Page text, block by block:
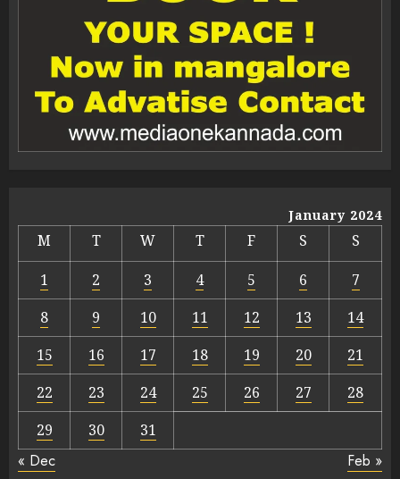
January 2024
M T W T F S
S
1
2 3 4 5 6
7
8
9 10 11 12 13
14
15
16 17 18 19 20
21
22
23 24 25 26 27
28
29
30 31
« Dec Feb »